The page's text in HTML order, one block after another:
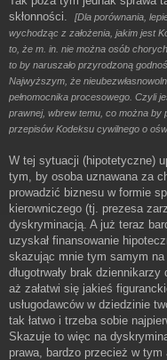
skłonności.
[Dla porównania,
wychodząc z założenia, jakim jest
to, że m. in. nie można osób
to by naruszało przyrodzoną
Najwyższym, że
pełnomocnika procesowego. Czyli
prawnej, wbrew temu, co można
przepisów Kodeksu cywilnego o
W tej sytuacji (hipotetyczne)
tym, by osoba uznawana za
prowadzić biznesu w formie
kierowniczego (tj. prezesa
dyskryminacją. A już teraz
uzyskał finansowanie
skazując mnie tym samym na
długotrwały brak
aż załatwi się jakieś
usługodawców w dziedzinie
tak łatwo i trzeba sobie
Skazuje to więc na
prawa, bardzo przecież w